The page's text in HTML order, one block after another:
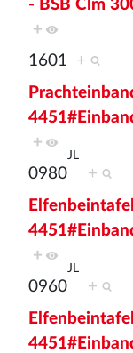
- BSB Clm
+
1601 +
+
0980
JL
+
+
0960
JL
+